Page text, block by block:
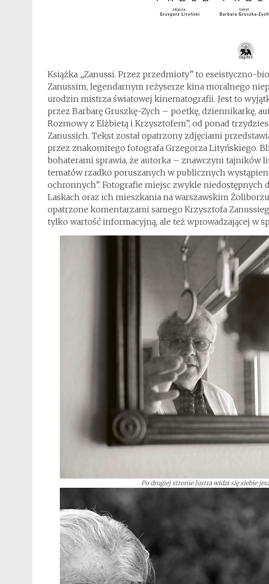
Książka „Zanussi. Przez przedmioty” to eseistyczno-
Zanussim, legendarnym reżyserze kina moralnego
urodzin mistrza światowej kinematografii. Jest to
przez Barbarę Gruszkę-Zych – poetkę, dziennikarkę,
Rozmowy z Elżbietą i Krzysztofem”, od ponad
Zanussich. Tekst został opatrzony zdjęciami
przez znakomitego fotografa Grzegorza Lityńskiego.
bohaterami sprawia, że autorka – znawczyni tajników
tematów rzadko poruszanych w publicznych
ochronnych”. Fotografie miejsc zwykle niedostępnych
Laskach oraz ich mieszkania na warszawskim
opatrzone komentarzami samego Krzysztofa
tylko wartość informacyjną, ale też wprowadzającej w
Po drugiej stronie lustra widzi się siebie